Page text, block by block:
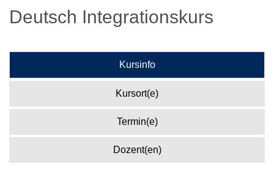
Deutsch Integrationskurs
Kursinfo
Kursort(e)
Termin(e)
Dozent(en)